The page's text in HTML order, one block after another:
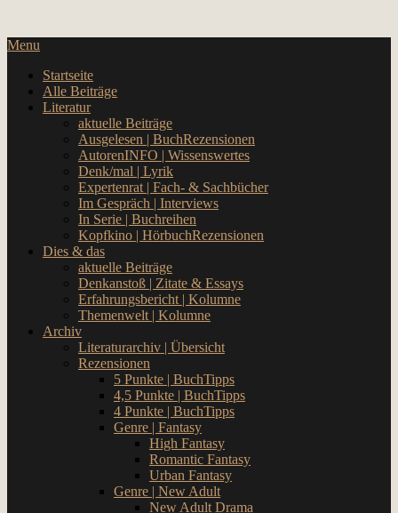
content
CulturalNoise Online Magazin
Menu
Startseite
Alle Beiträge
Literatur
aktuelle Beiträge
Ausgelesen | BuchRezensionen
AutorenINFO | Wissenswertes
Denk/mal | Lyrik
Expertenrat | Fach- & Sachbücher
Im Gespräch | Interviews
In Serie | Buchreihen
Kopfkino | HörbuchRezensionen
Dies & das
aktuelle Beiträge
Denkanstoß | Zitate & Essays
Erfahrungsbericht | Kolumne
Themenwelt | Kolumne
Archiv
Literaturarchiv | Übersicht
Rezensionen
5 Punkte | BuchTipps
4,5 Punkte | BuchTipps
4 Punkte | BuchTipps
Genre | Fantasy
High Fantasy
Romantic Fantasy
Urban Fantasy
Genre | New Adult
New Adult Drama